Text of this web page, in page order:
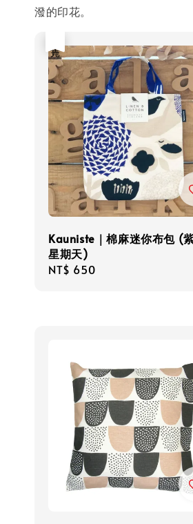
潑的印花。
Kauniste｜棉麻迷你布包 (
星期天)
Regular
NT$ 650